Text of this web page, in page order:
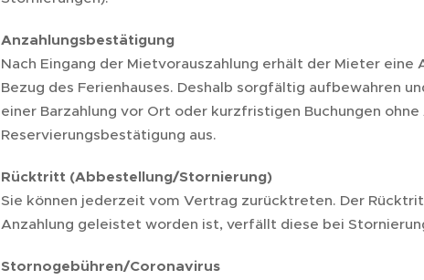
Anzahlungsbestätigung
Nach Eingang der Mietvorauszahlung erhält der Mieter
Bezug des Ferienhauses. Deshalb sorgfältig aufbewahren
einer Barzahlung vor Ort oder kurzfristigen Buchungen
Reservierungsbestätigung aus.
Rücktritt (Abbestellung/Stornierung)
Sie können jederzeit vom Vertrag zurücktreten. Der
Anzahlung geleistet worden ist, verfällt diese bei
Stornogebühren/Coronavirus